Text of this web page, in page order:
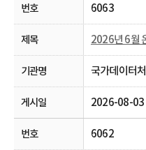
6063
국가데이터처
2026-08-03
6062